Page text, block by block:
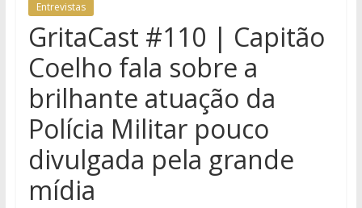
Entrevistas
GritaCast #110 | Capitão
Coelho fala sobre a
brilhante atuação da
Polícia Militar pouco
divulgada pela grande
mídia